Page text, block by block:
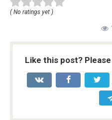
( No ratings yet )
Like this post?